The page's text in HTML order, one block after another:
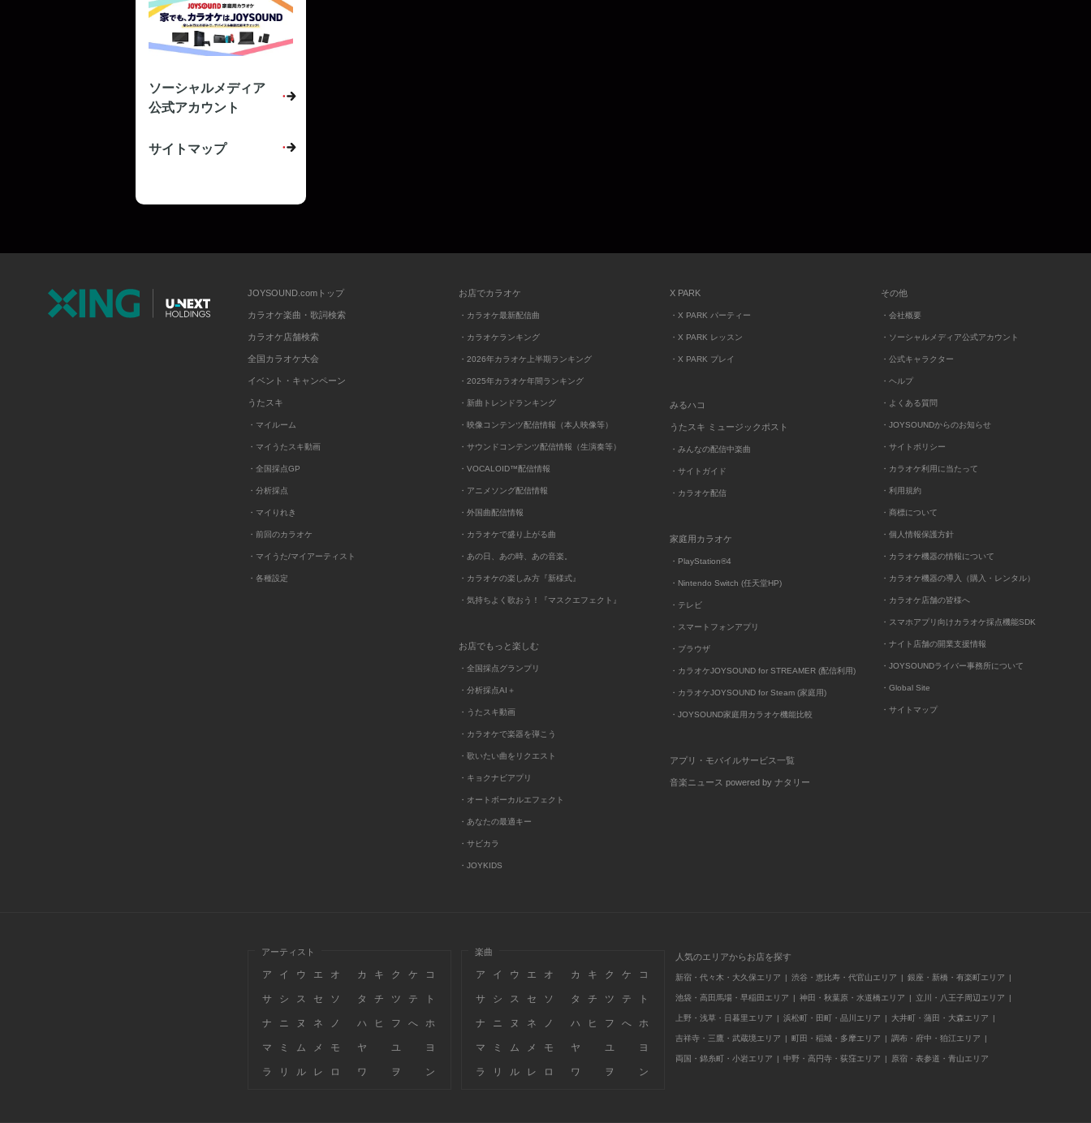
ソーシャルメディア
公式アカウント
サイトマップ
JOYSOUND.comトップ
カラオケ楽曲・歌詞検索
カラオケ店舗検索
全国カラオケ大会
イベント・キャンペーン
うたスキ
・マイルーム
・マイうたスキ動画
・全国採点GP
・分析採点
・マイりれき
・前回のカラオケ
・マイうた/マイアーティスト
・各種設定
お店でカラオケ
・カラオケ最新配信曲
・カラオケランキング
・2026年カラオケ上半期ランキング
・2025年カラオケ年間ランキング
・新曲トレンドランキング
・映像コンテンツ配信情報（本人映像等）
・サウンドコンテンツ配信情報（生演奏等）
・VOCALOID™配信情報
・アニメソング配信情報
・外国曲配信情報
・カラオケで盛り上がる曲
・あの日、あの時、あの音楽。
・カラオケの楽しみ方『新様式』
・気持ちよく歌おう！『マスクエフェクト』
お店でもっと楽しむ
・全国採点グランプリ
・分析採点AI＋
・うたスキ動画
・カラオケで楽器を弾こう
・歌いたい曲をリクエスト
・キョクナビアプリ
・オートボーカルエフェクト
・あなたの最適キー
・サビカラ
・JOYKIDS
X PARK
・X PARK パーティー
・X PARK レッスン
・X PARK プレイ
みるハコ
うたスキ ミュージックポスト
・みんなの配信中楽曲
・サイトガイド
・カラオケ配信
家庭用カラオケ
・PlayStation®4
・Nintendo Switch (任天堂HP)
・テレビ
・スマートフォンアプリ
・ブラウザ
・カラオケJOYSOUND for STREAMER (配信利用)
・カラオケJOYSOUND for Steam (家庭用)
・JOYSOUND家庭用カラオケ機能比較
アプリ・モバイルサービス一覧
音楽ニュース powered by ナタリー
その他
・会社概要
・ソーシャルメディア公式アカウント
・公式キャラクター
・ヘルプ
・よくある質問
・JOYSOUNDからのお知らせ
・サイトポリシー
・カラオケ利用に当たって
・利用規約
・商標について
・個人情報保護方針
・カラオケ機器の情報について
・カラオケ機器の導入（購入・レンタル）
・カラオケ店舗の皆様へ
・スマホアプリ向けカラオケ採点機能SDK
・ナイト店舗の開業支援情報
・JOYSOUNDライバー事務所について
・Global Site
・サイトマップ
アーティスト
ア イ ウ エ オ カ キ ク ケ コ
サ シ ス セ ソ タ チ ツ テ ト
ナ ニ ヌ ネ ノ ハ ヒ フ へ ホ
マ ミ ム メ モ ヤ ユ ヨ
ラ リ ル レ ロ ワ ヲ ン
楽曲
ア イ ウ エ オ カ キ ク ケ コ
サ シ ス セ ソ タ チ ツ テ ト
ナ ニ ヌ ネ ノ ハ ヒ フ へ ホ
マ ミ ム メ モ ヤ ユ ヨ
ラ リ ル レ ロ ワ ヲ ン
人気のエリアからお店を探す
新宿・代々木・大久保エリア 渋谷・恵比寿・代官山エリア 銀座・新橋・有楽町エリア
池袋・高田馬場・早稲田エリア 神田・秋葉原・水道橋エリア 立川・八王子周辺エリア
上野・浅草・日暮里エリア 浜松町・田町・品川エリア 大井町・蒲田・大森エリア
吉祥寺・三鷹・武蔵境エリア 町田・稲城・多摩エリア 調布・府中・狛江エリア
両国・錦糸町・小岩エリア 中野・高円寺・荻窪エリア 原宿・表参道・青山エリア